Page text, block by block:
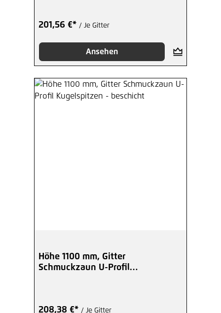
201,56 €* / Je Gitter
Ansehen
Höhe 1100 mm, Gitter
Schmuckzaun U-Profil
208,38 €* / Je Gitter